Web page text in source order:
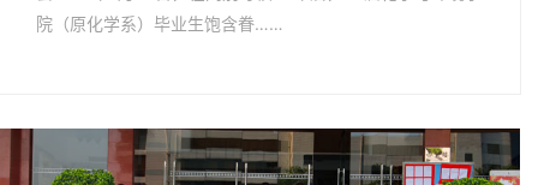
院（原化学系）毕业生饱含眷……